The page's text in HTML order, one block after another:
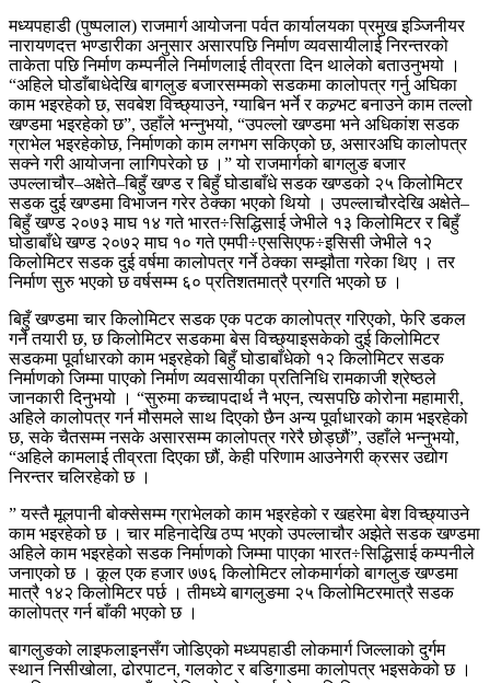
मध्यपहाडी (पुष्पलाल) राजमार्ग आयोजना पर्वत कार्यालयका प्रमुख इञ्जिनीयर
नारायणदत्त भण्डारीका अनुसार असारपछि निर्माण व्यवसायीलाई निरन्तरको
ताकेता पछि निर्माण कम्पनीले निर्माणलाई तीव्रता दिन थालेको बताउनुभयो ।
“अहिले घोडाँबाधेदेखि बागलुङ बजारसम्मको सडकमा कालोपत्र गर्नु अघिका
काम भइरहेको छ, सवबेश विच्छ्याउने, ग्याबिन भर्ने र कल्र्भट बनाउने काम तल्लो
खण्डमा भइरहेको छ”, उहाँले भन्नुभयो, “उपल्लो खण्डमा भने अधिकांश सडक
ग्राभेल भइरहेकोछ, निर्माणको काम लगभग सकिएको छ, असारअघि कालोपत्र
सक्ने गरी आयोजना लागिपरेको छ ।” यो राजमार्गको बागलुङ बजार
उपल्लाचौर–अक्षेते–बिहुँ खण्ड र बिहुँ घोडाबाँधे सडक खण्डको २५ किलोमिटर
सडक दुई खण्डमा विभाजन गरेर ठेक्का भएको थियो । उपल्लाचौरदेखि अक्षेते–
बिहुँ खण्ड २०७३ माघ १४ गते भारत÷सिद्धिसाई जेभीले १३ किलोमिटर र बिहुँ
घोडाबाँधे खण्ड २०७२ माघ १० गते एमपी÷एससिएफ÷इसिसी जेभीले १२
किलोमिटर सडक दुई वर्षमा कालोपत्र गर्ने ठेक्का सम्झौता गरेका थिए । तर
निर्माण सुरु भएको छ वर्षसम्म ६० प्रतिशतमात्रै प्रगति भएको छ ।
बिहुँ खण्डमा चार किलोमिटर सडक एक पटक कालोपत्र गरिएको, फेरि डकल
गर्ने तयारी छ, छ किलोमिटर सडकमा बेस विच्छ्याइसकेको दुई किलोमिटर
सडकमा पूर्वाधारको काम भइरहेको बिहुँ घोडाबाँधेको १२ किलोमिटर सडक
निर्माणको जिम्मा पाएको निर्माण व्यवसायीका प्रतिनिधि रामकाजी श्रेष्ठले
जानकारी दिनुभयो । “सुरुमा कच्चापदार्थ नै भएन, त्यसपछि कोरोना महामारी,
अहिले कालोपत्र गर्न मौसमले साथ दिएको छैन अन्य पूर्वाधारको काम भइरहेको
छ, सके चैतसम्म नसके असारसम्म कालोपत्र गरेरै छोड्छौं”, उहाँले भन्नुभयो,
“अहिले कामलाई तीव्रता दिएका छौं, केही परिणाम आउनेगरी क्रसर उद्योग
निरन्तर चलिरहेको छ ।
” यस्तै मूलपानी बोक्सेसम्म ग्राभेलको काम भइरहेको र खहरेमा बेश विच्छ्याउने
काम भइरहेको छ । चार महिनादेखि ठप्प भएको उपल्लाचौर अझेते सडक खण्डमा
अहिले काम भइरहेको सडक निर्माणको जिम्मा पाएका भारत÷सिद्धिसाई कम्पनीले
जनाएको छ । कूल एक हजार ७७६ किलोमिटर लोकमार्गको बागलुङ खण्डमा
मात्रै १४२ किलोमिटर पर्छ । तीमध्ये बागलुङमा २५ किलोमिटरमात्रै सडक
कालोपत्र गर्न बाँकी भएको छ ।
बागलुङको लाइफलाइनसँग जोडिएको मध्यपहाडी लोकमार्ग जिल्लाको दुर्गम
स्थान निसीखोला, ढोरपाटन, गलकोट र बडिगाडमा कालोपत्र भइसकेको छ ।